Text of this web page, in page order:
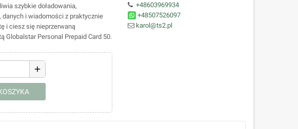
szybkie doładowania,
danych i wiadomości z praktycznie
i ciesz się nieprzerwaną
Globalstar Personal Prepaid Card 50.
add
+48603969934
+48507526097
karol@ts2.pl